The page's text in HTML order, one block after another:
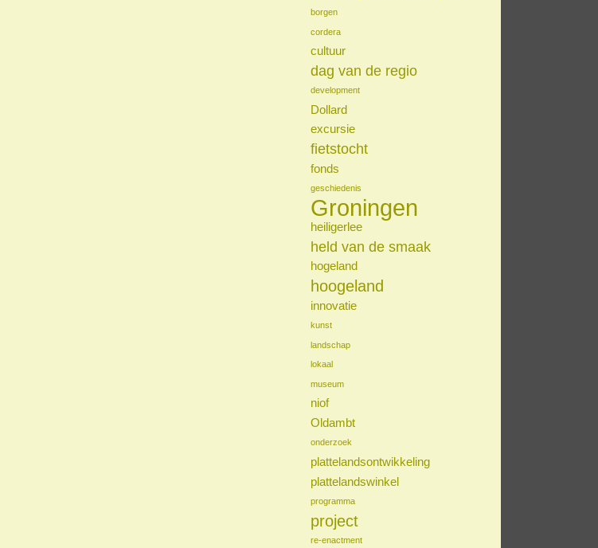
borgen
cordera
cultuur
dag van de regio
development
Dollard
excursie
fietstocht
fonds
geschiedenis
Groningen
heiligerlee
held van de smaak
hogeland
hoogeland
innovatie
kunst
landschap
lokaal
museum
niof
Oldambt
onderzoek
plattelandsontwikkeling
plattelandswinkel
programma
project
re-enactment